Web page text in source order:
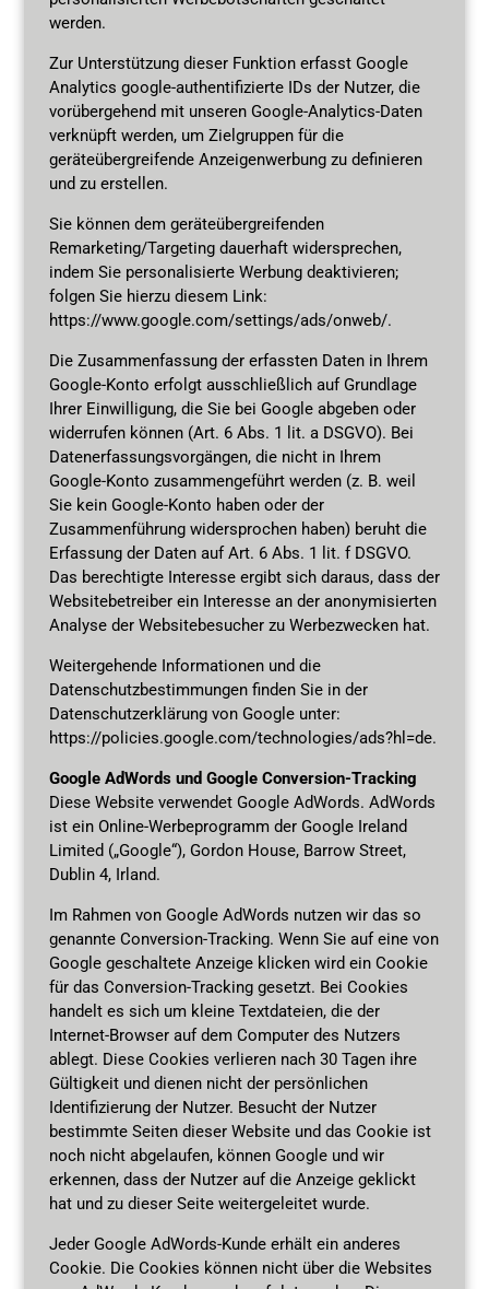
werden.
Zur Unterstützung dieser Funktion erfasst Google
Analytics google-authentifizierte IDs der Nutzer, die
vorübergehend mit unseren Google-Analytics-Daten
verknüpft werden, um Zielgruppen für die
geräteübergreifende Anzeigenwerbung zu definieren
und zu erstellen.
Sie können dem geräteübergreifenden
Remarketing/Targeting dauerhaft widersprechen,
indem Sie personalisierte Werbung deaktivieren;
folgen Sie hierzu diesem Link:
https://www.google.com/settings/ads/onweb/.
Die Zusammenfassung der erfassten Daten in Ihrem
Google-Konto erfolgt ausschließlich auf Grundlage
Ihrer Einwilligung, die Sie bei Google abgeben oder
widerrufen können (Art. 6 Abs. 1 lit. a DSGVO). Bei
Datenerfassungsvorgängen, die nicht in Ihrem
Google-Konto zusammengeführt werden (z. B. weil
Sie kein Google-Konto haben oder der
Zusammenführung widersprochen haben) beruht die
Erfassung der Daten auf Art. 6 Abs. 1 lit. f DSGVO.
Das berechtigte Interesse ergibt sich daraus, dass der
Websitebetreiber ein Interesse an der anonymisierten
Analyse der Websitebesucher zu Werbezwecken hat.
Weitergehende Informationen und die
Datenschutzbestimmungen finden Sie in der
Datenschutzerklärung von Google unter:
https://policies.google.com/technologies/ads?hl=de.
Google AdWords und Google Conversion-Tracking
Diese Website verwendet Google AdWords. AdWords
ist ein Online-Werbeprogramm der Google Ireland
Limited („Google“), Gordon House, Barrow Street,
Dublin 4, Irland.
Im Rahmen von Google AdWords nutzen wir das so
genannte Conversion-Tracking. Wenn Sie auf eine von
Google geschaltete Anzeige klicken wird ein Cookie
für das Conversion-Tracking gesetzt. Bei Cookies
handelt es sich um kleine Textdateien, die der
Internet-Browser auf dem Computer des Nutzers
ablegt. Diese Cookies verlieren nach 30 Tagen ihre
Gültigkeit und dienen nicht der persönlichen
Identifizierung der Nutzer. Besucht der Nutzer
bestimmte Seiten dieser Website und das Cookie ist
noch nicht abgelaufen, können Google und wir
erkennen, dass der Nutzer auf die Anzeige geklickt
hat und zu dieser Seite weitergeleitet wurde.
Jeder Google AdWords-Kunde erhält ein anderes
Cookie. Die Cookies können nicht über die Websites